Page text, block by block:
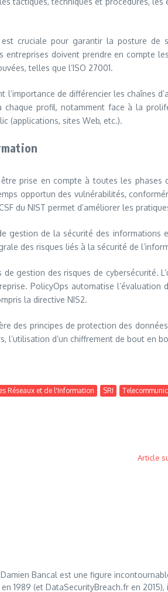
cruciale pour garantir la posture de
doivent prendre en compte
telles que l’ISO 27001.
de différencier les chaînes
profil, notamment face à la
(applications, sites Web, etc.).
prise en compte à toutes les
opportun des vulnérabilités,
CSF du NIST permet d’améliorer les
gestion de la sécurité des
des risques liés à la sécurité de
gestion des risques de cybersécurité.
PolicyOps automatise
la directive NIS2.
des principes de protection des
l’utilisation d’un chiffrement de bout en
Réseaux et de l'Information SRI
Article
Bancal est une figure
1989 (et DataSecurityBreach.fr en